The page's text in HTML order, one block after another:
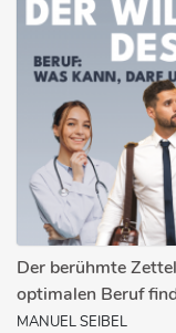
Der berühmte
optimalen Beruf
MANUEL SEIBEL